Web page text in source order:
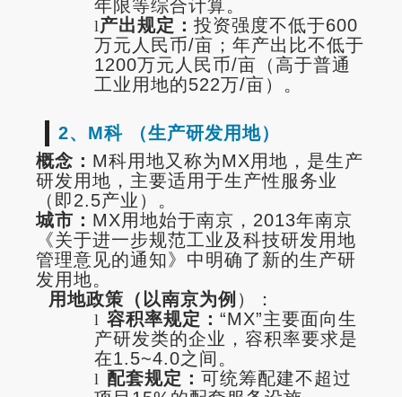
年限等综合计算。
l产出规定： 投资强度不低于600
万元人民币/亩；年产出比不低于
1200万元人民币/亩（高于普通
工业用地的522万/亩）。
2、M科 （生产研发用地）
概念： M科用地又称为MX用地，是生产
研发用地，主要适用于生产性服务业
（即2.5产业）。
城市： MX用地始于南京，2013年南京
《关于进一步规范工业及科技研发用地
管理意见的通知》中明确了新的生产研
发用地。
用地政策（以南京为例 ）：
l 容积率规定： “MX”主要面向生
产研发类的企业，容积率要求是
在1.5~4.0之间。
l 配套规定： 可统筹配建不超过